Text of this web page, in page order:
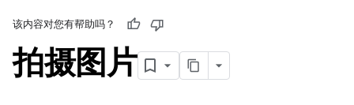
该内容对您有帮助吗？
拍摄图片